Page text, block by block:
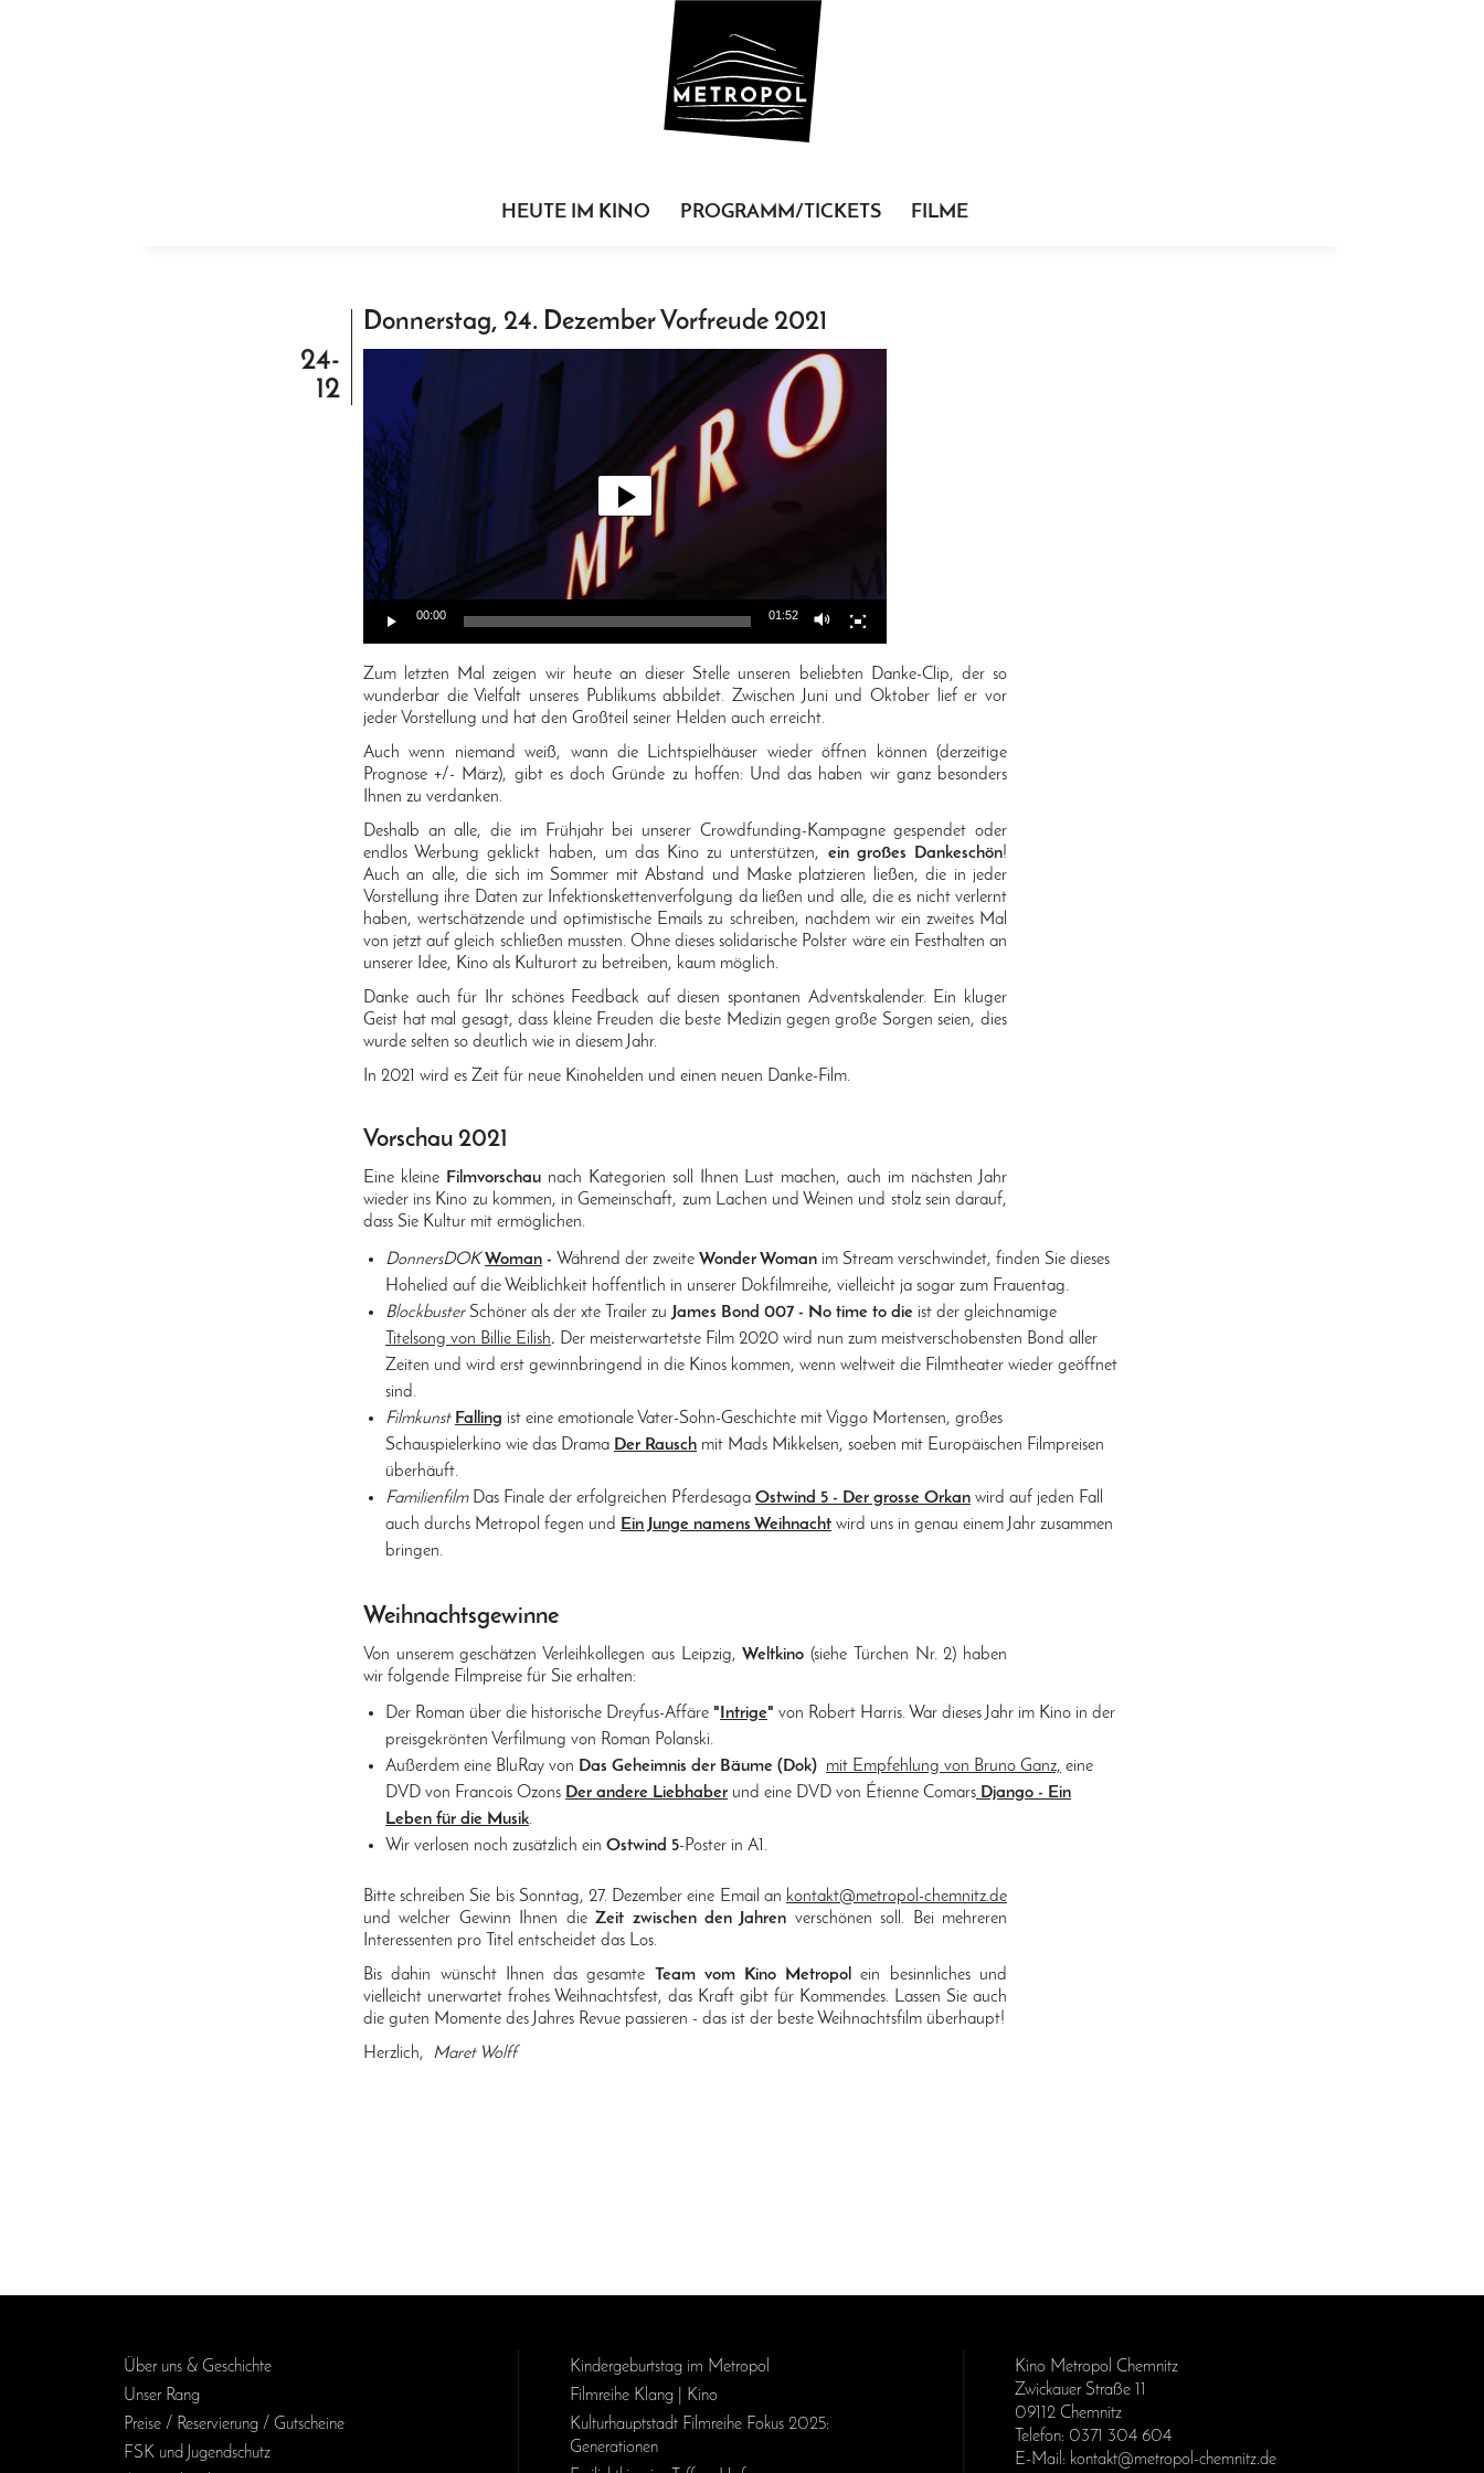
HEUTE IM KINO PROGRAMM/TICKETS FILME
24-
12
Donnerstag, 24. Dezember Vorfreude 2021
00:00 01:52
Zum letzten Mal zeigen wir heute an dieser Stelle unseren beliebten Danke-Clip, der so
wunderbar die Vielfalt unseres Publikums abbildet. Zwischen Juni und Oktober lief er vor
jeder Vorstellung und hat den Großteil seiner Helden auch erreicht.
Auch wenn niemand weiß, wann die Lichtspielhäuser wieder öffnen können (derzeitige
Prognose +/- März), gibt es doch Gründe zu hoffen: Und das haben wir ganz besonders
Ihnen zu verdanken.
Deshalb an alle, die im Frühjahr bei unserer Crowdfunding-Kampagne gespendet oder
endlos Werbung geklickt haben, um das Kino zu unterstützen, ein großes Dankeschön!
Auch an alle, die sich im Sommer mit Abstand und Maske platzieren ließen, die in jeder
Vorstellung ihre Daten zur Infektionskettenverfolgung da ließen und alle, die es nicht verlernt
haben, wertschätzende und optimistische Emails zu schreiben, nachdem wir ein zweites Mal
von jetzt auf gleich schließen mussten. Ohne dieses solidarische Polster wäre ein Festhalten an
unserer Idee, Kino als Kulturort zu betreiben, kaum möglich.
Danke auch für Ihr schönes Feedback auf diesen spontanen Adventskalender. Ein kluger
Geist hat mal gesagt, dass kleine Freuden die beste Medizin gegen große Sorgen seien, dies
wurde selten so deutlich wie in diesem Jahr.
In 2021 wird es Zeit für neue Kinohelden und einen neuen Danke-Film.
Vorschau 2021
Eine kleine Filmvorschaunach Kategorien soll Ihnen Lust machen, auch im nächsten Jahr
wieder ins Kino zu kommen, in Gemeinschaft, zum Lachen und Weinen und stolz sein darauf,
dass Sie Kultur mit ermöglichen.
DonnersDOKWoman -Während der zweiteWonder Woman im Stream verschwindet, finden Sie dieses
Hohelied auf die Weiblichkeit hoffentlich in unserer Dokfilmreihe, vielleicht ja sogar zum Frauentag.
BlockbusterSchöner als der xte Trailer zu James Bond 007 - No time to die ist der gleichnamige
Titelsong von Billie Eilish. Der meisterwartetste Film 2020 wird nun zum meistverschobensten Bond aller
Zeiten und wird erst gewinnbringend in die Kinos kommen, wenn weltweit die Filmtheater wieder geöffnet
sind.
Filmkunst Falling ist eine emotionale Vater-Sohn-Geschichte mit Viggo Mortensen, großes
Schauspielerkino wie das Drama Der Rausch mit Mads Mikkelsen, soeben mit Europäischen Filmpreisen
überhäuft.
FamilienfilmDas Finale der erfolgreichen PferdesagaOstwind 5 - Der grosse Orkan wird auf jeden Fall
auch durchs Metropol fegen und Ein Junge namens Weihnacht wird uns in genau einem Jahr zusammen
bringen.
Weihnachtsgewinne
Von unserem geschätzen Verleihkollegen aus Leipzig,Weltkino (siehe Türchen Nr. 2) haben
wir folgende Filmpreise für Sie erhalten:
Der Roman über die historische Dreyfus-Affäre " Intrige" von Robert Harris. War dieses Jahr im Kino in der
preisgekrönten Verfilmung von Roman Polanski.
Außerdem eine BluRay von Das Geheimnis der Bäume (Dok) mit Empfehlung von Bruno Ganz, eine
DVD von Francois Ozons Der andere Liebhaber und eine DVD von Étienne Comars Django - Ein
Leben für die Musik.
Wir verlosen noch zusätzlich einOstwind 5-Poster in A1.
Bitte schreiben Sie bis Sonntag, 27. Dezember eine Email an kontakt@metropol-chemnitz.de
und welcher Gewinn Ihnen dieZeit zwischen den Jahren verschönen soll. Bei mehreren
Interessenten pro Titel entscheidet das Los.
Bis dahin wünscht Ihnen das gesamte Team vom Kino Metropol
ein besinnliches und
vielleicht unerwartet frohes Weihnachtsfest, das Kraft gibt für Kommendes. Lassen Sie auch
die guten Momente des Jahres Revue passieren - das ist der beste Weihnachtsfilm überhaupt!
Herzlich, Maret Wolff
Über uns & Geschichte
Unser Rang
Preise / Reservierung / Gutscheine
FSK und Jugendschutz
Kinder­geburts­tag im Metropol
Filmreihe Klang | Kino
Kulturhauptstadt Filmreihe Fokus 2025:
Generationen
Kino Metropol Chemnitz
Zwickauer Straße 11
09112 Chemnitz
Telefon: 0371 304 604
E-Mail: kontakt@metropol-chemnitz.de